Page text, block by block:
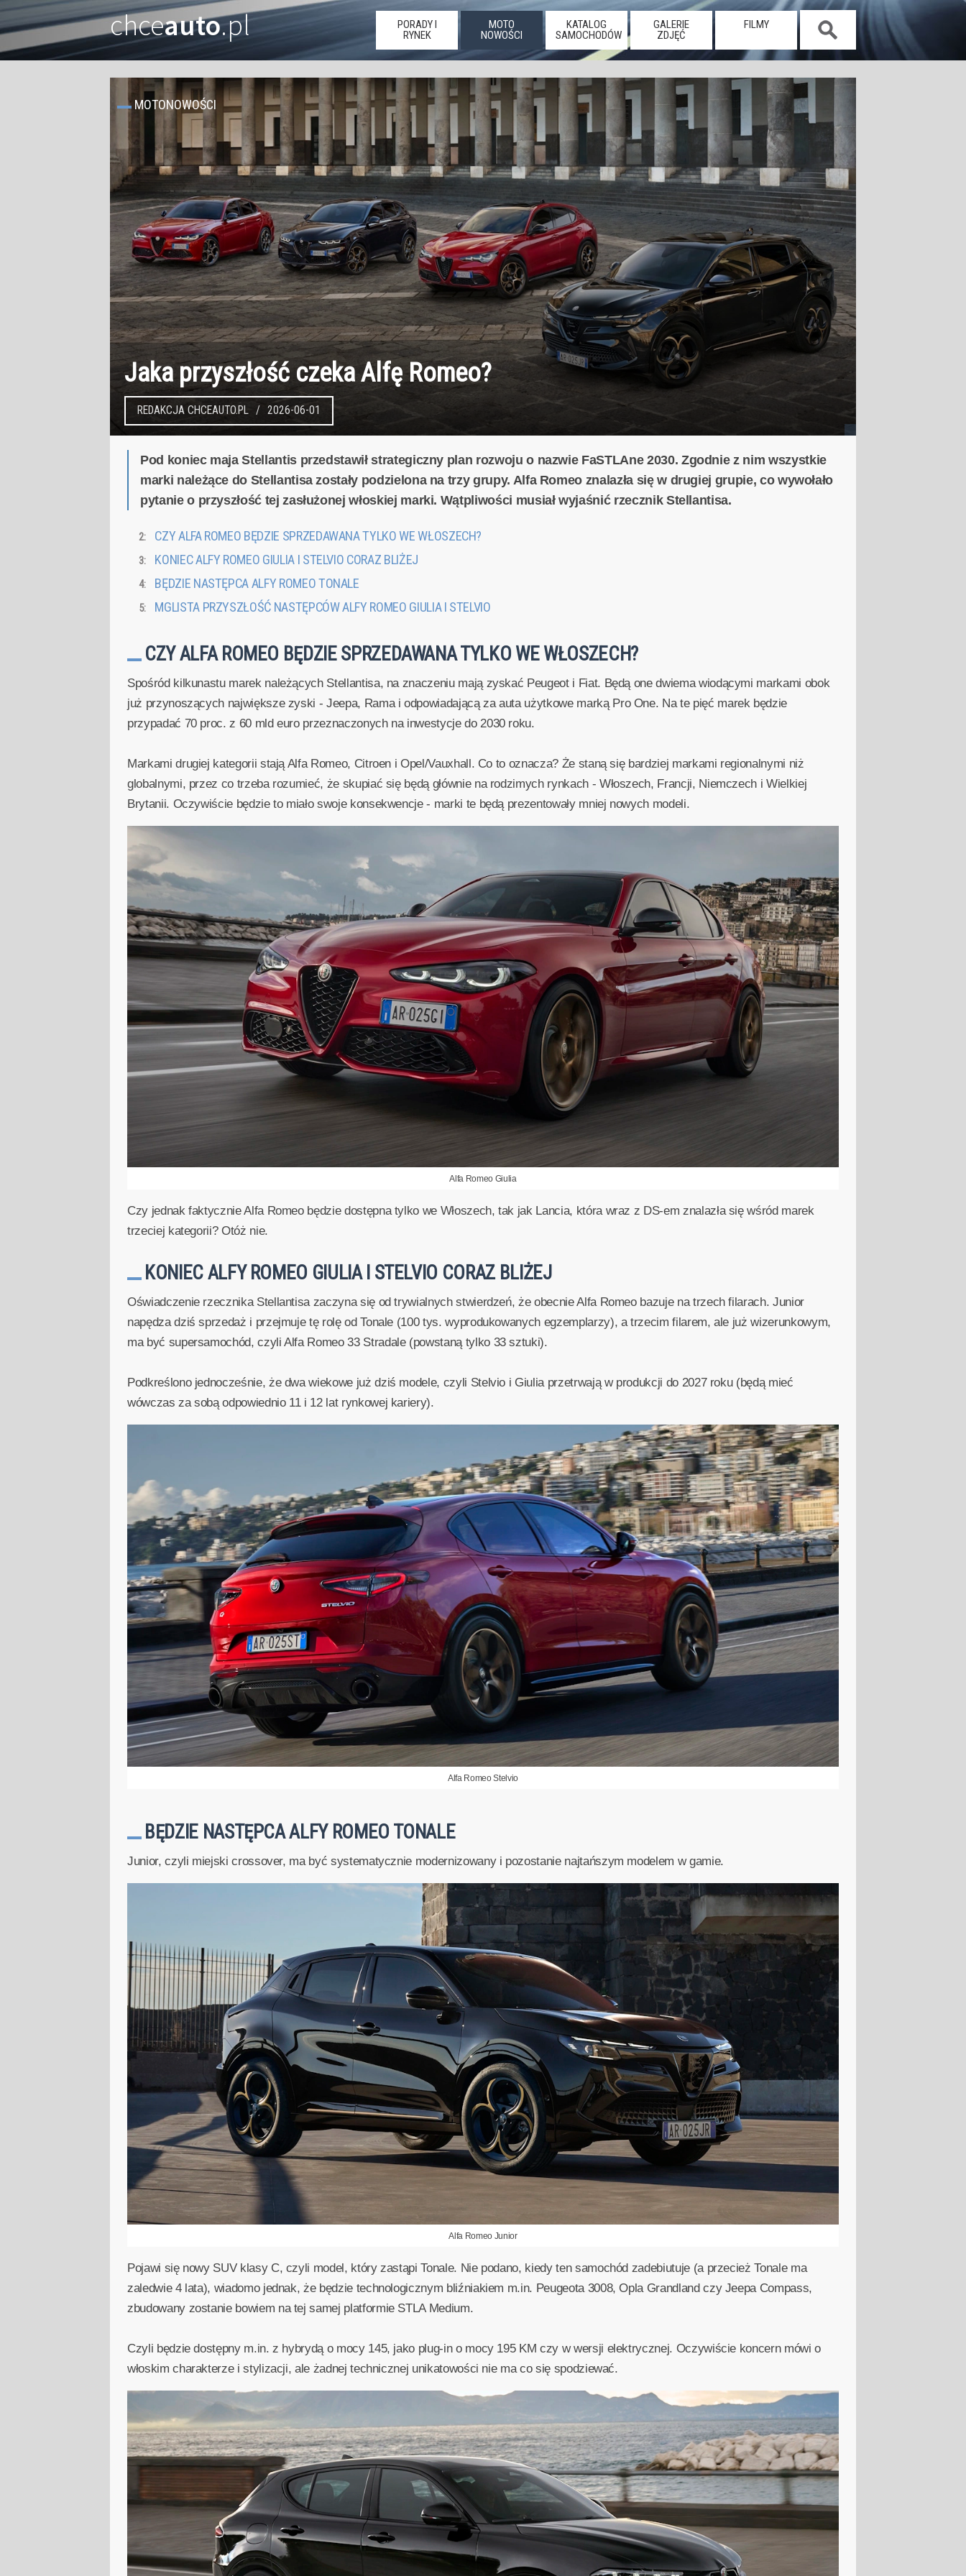
chceauto.pl
PORADY I
RYNEK
MOTO
NOWOŚCI
KATALOG
SAMOCHODÓW
GALERIE
ZDJĘĆ
FILMY
Jaka przyszłość czeka Alfę Romeo?
MOTONOWOŚCI
REDAKCJA CHCEAUTO.PL 2026-06-01
Pod koniec maja Stellantis przedstawił strategiczny plan rozwoju o nazwie FaSTLAne 2030. Zgodnie z nim wszystkie
marki należące do Stellantisa zostały podzielona na trzy grupy. Alfa Romeo znalazła się w drugiej grupie, co wywołało
pytanie o przyszłość tej zasłużonej włoskiej marki. Wątpliwości musiał wyjaśnić rzecznik Stellantisa.
CZY ALFA ROMEO BĘDZIE SPRZEDAWANA TYLKO WE WŁOSZECH?
KONIEC ALFY ROMEO GIULIA I STELVIO CORAZ BLIŻEJ
BĘDZIE NASTĘPCA ALFY ROMEO TONALE
MGLISTA PRZYSZŁOŚĆ NASTĘPCÓW ALFY ROMEO GIULIA I STELVIO
CZY ALFA ROMEO BĘDZIE SPRZEDAWANA TYLKO WE WŁOSZECH?
Spośród kilkunastu marek należących Stellantisa, na znaczeniu mają zyskać Peugeot i Fiat. Będą one dwiema wiodącymi markami obok
już przynoszących największe zyski - Jeepa, Rama i odpowiadającą za auta użytkowe marką Pro One. Na te pięć marek będzie
przypadać 70 proc. z 60 mld euro przeznaczonych na inwestycje do 2030 roku.
Markami drugiej kategorii stają Alfa Romeo, Citroen i Opel/Vauxhall. Co to oznacza? Że staną się bardziej markami regionalnymi niż
globalnymi, przez co trzeba rozumieć, że skupiać się będą głównie na rodzimych rynkach - Włoszech, Francji, Niemczech i Wielkiej
Brytanii. Oczywiście będzie to miało swoje konsekwencje - marki te będą prezentowały mniej nowych modeli.
Alfa Romeo Giulia
Czy jednak faktycznie Alfa Romeo będzie dostępna tylko we Włoszech, tak jak Lancia, która wraz z DS-em znalazła się wśród marek
trzeciej kategorii? Otóż nie.
KONIEC ALFY ROMEO GIULIA I STELVIO CORAZ BLIŻEJ
Oświadczenie rzecznika Stellantisa zaczyna się od trywialnych stwierdzeń, że obecnie Alfa Romeo bazuje na trzech filarach. Junior
napędza dziś sprzedaż i przejmuje tę rolę od Tonale (100 tys. wyprodukowanych egzemplarzy), a trzecim filarem, ale już wizerunkowym,
ma być supersamochód, czyli Alfa Romeo 33 Stradale (powstaną tylko 33 sztuki).
Podkreślono jednocześnie, że dwa wiekowe już dziś modele, czyli Stelvio i Giulia przetrwają w produkcji do 2027 roku (będą mieć
wówczas za sobą odpowiednio 11 i 12 lat rynkowej kariery).
Alfa Romeo Stelvio
BĘDZIE NASTĘPCA ALFY ROMEO TONALE
Junior, czyli miejski crossover, ma być systematycznie modernizowany i pozostanie najtańszym modelem w gamie.
Alfa Romeo Junior
Pojawi się nowy SUV klasy C, czyli model, który zastąpi Tonale. Nie podano, kiedy ten samochód zadebiutuje (a przecież Tonale ma
zaledwie 4 lata), wiadomo jednak, że będzie technologicznym bliźniakiem m.in. Peugeota 3008, Opla Grandland czy Jeepa Compass,
zbudowany zostanie bowiem na tej samej platformie STLA Medium.
Czyli będzie dostępny m.in. z hybrydą o mocy 145, jako plug-in o mocy 195 KM czy w wersji elektrycznej. Oczywiście koncern mówi o
włoskim charakterze i stylizacji, ale żadnej technicznej unikatowości nie ma co się spodziewać.